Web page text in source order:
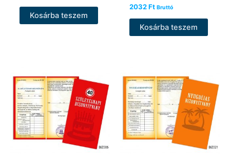
Kosárba teszem
2032Ft Bruttó
Kosárba teszem